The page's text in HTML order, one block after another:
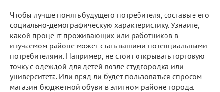
Чтобы лучше понять будущего потребителя, составьте его
социально-демографическую характеристику. Узнайте,
какой процент проживающих или работников в
изучаемом районе может стать вашими потенциальными
потребителями. Например, не стоит открывать торговую
точку с одеждой для детей возле студгородка или
университета. Или вряд ли будет пользоваться спросом
магазин бюджетной обуви в элитном районе города.